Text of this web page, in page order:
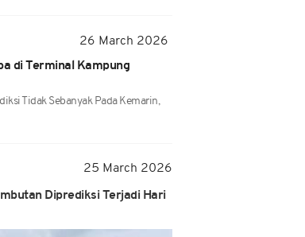
26 March 2026
di Terminal Kampung
Tidak Sebanyak Pada Kemarin,
25 March 2026
Diprediksi Terjadi Hari